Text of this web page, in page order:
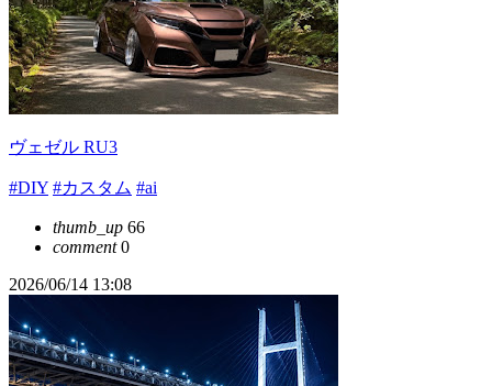
ヴェゼル RU3
#DIY #カスタム #ai
thumb_up 66
comment0
2026/06/14 13:08